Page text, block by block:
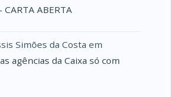
CARTA ABERTA
Simões da Costa em
agências da Caixa só com